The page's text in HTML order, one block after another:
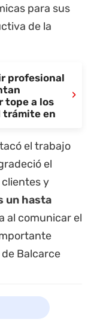
para sus
de la
profesional
tope a los
trámite en
›
el trabajo
el
y
un hasta
al comunicar el
Balcarce